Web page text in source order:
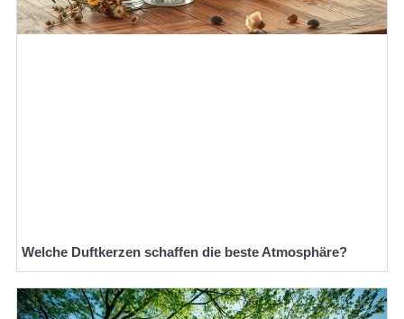
Welche Duftkerzen schaffen die beste Atmosphäre?